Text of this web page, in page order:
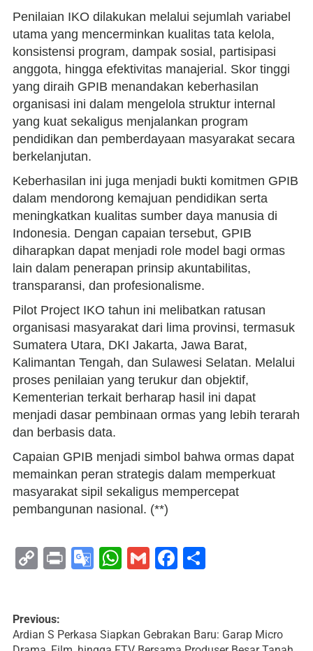
Penilaian IKO dilakukan melalui sejumlah variabel
utama yang mencerminkan kualitas tata kelola,
konsistensi program, dampak sosial, partisipasi
anggota, hingga efektivitas manajerial. Skor tinggi
yang diraih GPIB menandakan keberhasilan
organisasi ini dalam mengelola struktur internal
yang kuat sekaligus menjalankan program
pendidikan dan pemberdayaan masyarakat secara
berkelanjutan.
Keberhasilan ini juga menjadi bukti komitmen GPIB
dalam mendorong kemajuan pendidikan serta
meningkatkan kualitas sumber daya manusia di
Indonesia. Dengan capaian tersebut, GPIB
diharapkan dapat menjadi role model bagi ormas
lain dalam penerapan prinsip akuntabilitas,
transparansi, dan profesionalisme.
Pilot Project IKO tahun ini melibatkan ratusan
organisasi masyarakat dari lima provinsi, termasuk
Sumatera Utara, DKI Jakarta, Jawa Barat,
Kalimantan Tengah, dan Sulawesi Selatan. Melalui
proses penilaian yang terukur dan objektif,
Kementerian terkait berharap hasil ini dapat
menjadi dasar pembinaan ormas yang lebih terarah
dan berbasis data.
Capaian GPIB menjadi simbol bahwa ormas dapat
memainkan peran strategis dalam memperkuat
masyarakat sipil sekaligus mempercepat
pembangunan nasional. (**)
CopyPrintGoogle
WhatsApp
GmailFacebook
Share
Previous:
Ardian S Perkasa Siapkan Gebrakan Baru: Garap Micro